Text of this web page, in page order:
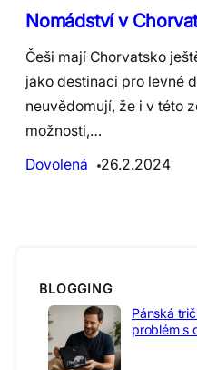
Nomádství v
Češi mají Chorvatsko
jako destinaci pro levné
neuvědomují, že i v této
možnosti,…
Dovolená
26.2.2024
BLOGGING
Pánská
problém s